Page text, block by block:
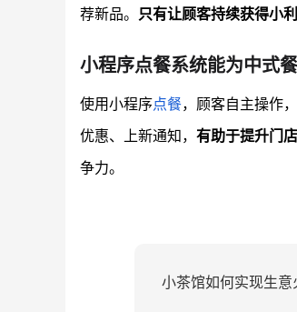
荐新品。 只有让顾客持续获得小
小程序点餐系统能为中式
使用小程序点餐，顾客自主操作，
优惠、上新通知， 有助于提升门
争力。
小茶馆如何实现生